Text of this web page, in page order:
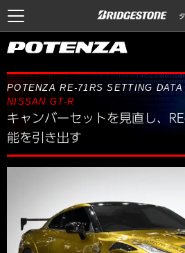
Motor Sports / Time Attack > POTENZA
POTENZA RE-71RS SETTING DATA
NISSAN GT-R
キャンバーセットを見直し、
能を引き出す